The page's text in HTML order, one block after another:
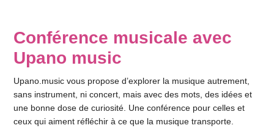
Conférence musicale avec
Upano music
Upano.music vous propose d’explorer la musique autrement,
sans instrument, ni concert, mais avec des mots, des idées et
une bonne dose de curiosité. Une conférence pour celles et
ceux qui aiment réfléchir à ce que la musique transporte.